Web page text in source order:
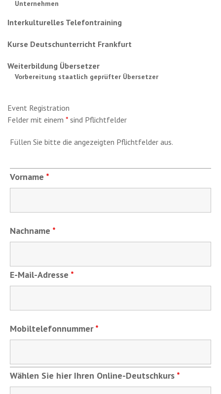
Unternehmen
Interkulturelles Telefontraining
Kurse Deutschunterricht Frankfurt
Weiterbildung Übersetzer
Vorbereitung staatlich geprüfter Übersetzer
Event Registration
Felder mit einem * sind Pflichtfelder
Füllen Sie bitte die angezeigten Pflichtfelder aus.
Vorname *
Nachname *
E-Mail-Adresse *
Mobiltelefonnummer*
Wählen Sie hier Ihren Online-Deutschkurs *